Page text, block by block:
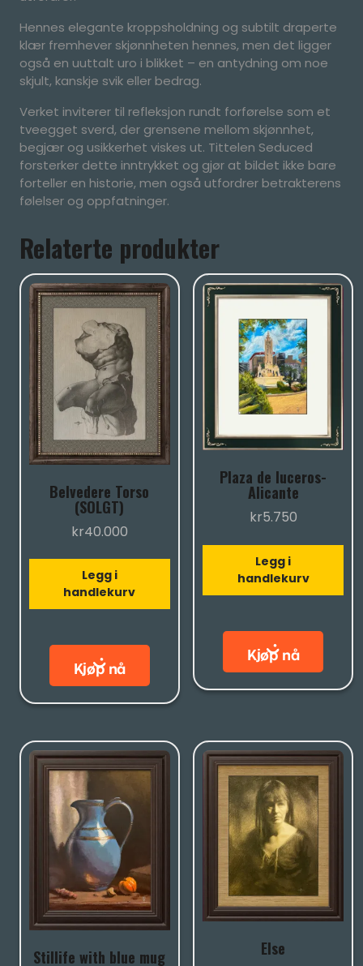
Hennes elegante kroppsholdning og subtilt draperte
klær fremhever skjønnheten hennes, men det ligger
også en uuttalt uro i blikket – en antydning om noe
skjult, kanskje svik eller bedrag.
Verket inviterer til refleksjon rundt forførelse som et
tveegget sverd, der grensene mellom skjønnhet,
begjær og usikkerhet viskes ut. Tittelen Seduced
forsterker dette inntrykket og gjør at bildet ikke bare
forteller en historie, men også utfordrer betrakterens
følelser og oppfatninger.
Relaterte produkter
Belvedere Torso
(SOLGT)
kr40.000
Legg i
handlekurv
Plaza de luceros-
Alicante
kr5.750
Legg i
handlekurv
Stillife with blue mug Else